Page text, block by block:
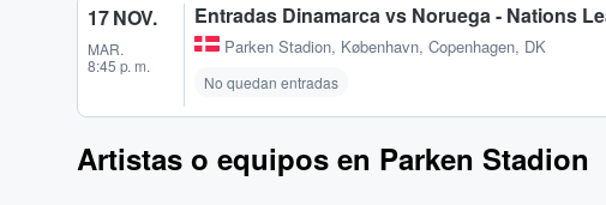
17 NOV.
MAR.
8:45 p. m.
Entradas Dinamarca vs Noruega - Nations
Parken Stadion, København, Copenhagen, DK
No quedan entradas
Artistas o equipos en Parken Stadion